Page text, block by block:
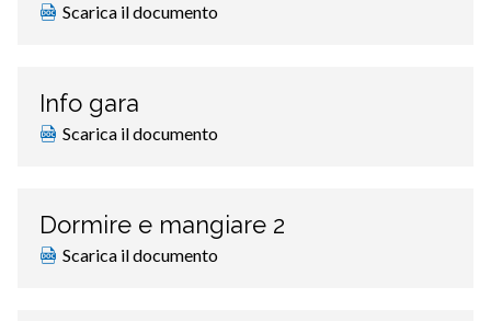
Scarica il documento
Info gara
Scarica il documento
Dormire e mangiare 2
Scarica il documento